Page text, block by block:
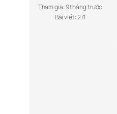
Tham gia: 9 tháng trước
Bài viết: 271